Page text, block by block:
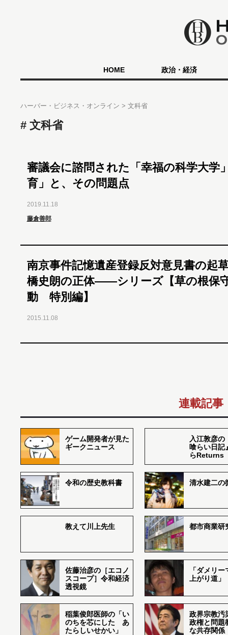
HOME 政治・経済
ハーバー・ビジネス・オンライン 文科省
文科省
審議会に諮問された「幸福の科学大学
育」と、その問題点
2019.11.18
藤倉善郎
南京事件記憶遺産登録反対意見書の起
橋史朗の正体――シリーズ【草の根保
動 特別編】
2015.11.08
連載記事
ゲーム開発者が見た
ギークニュース
入江敦彦の
喰らい日記
らReturns
令和の歴史教科書 清水建二の
教えて川上先生 都市商業研
佐藤治彦の［エコノ
スコープ］令和経済
透視鏡
「ダメリ
上がり道」
稲葉俊郎医師の「い
のちを芯にした あ
たらしいせかい」
政界宗教汚
政権と問題
な共存関係